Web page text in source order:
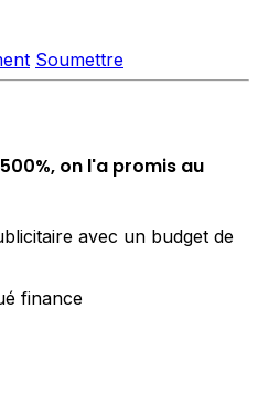
Soumettre
on l'a promis au
avec un budget de
finance